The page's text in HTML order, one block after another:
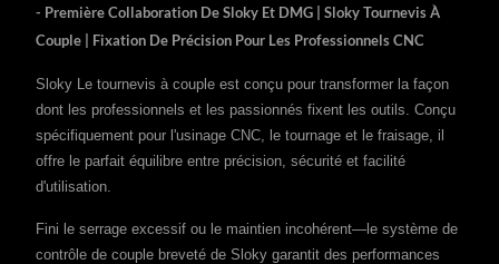
- Première Collaboration De Sloky Et DMG | Sloky Tournevis À
Couple | Fixation De Précision Pour Les Professionnels CNC
Sloky Le tournevis à couple est conçu pour transformer la façon
dont les professionnels et les passionnés fixent les outils. Conçu
spécifiquement pour l'usinage CNC, le tournage et le fraisage, il
offre le parfait équilibre entre précision, sécurité et facilité
d'utilisation.
Fini le serrage excessif ou le maintien incohérent—le système de
contrôle de couple breveté de Sloky garantit des performances